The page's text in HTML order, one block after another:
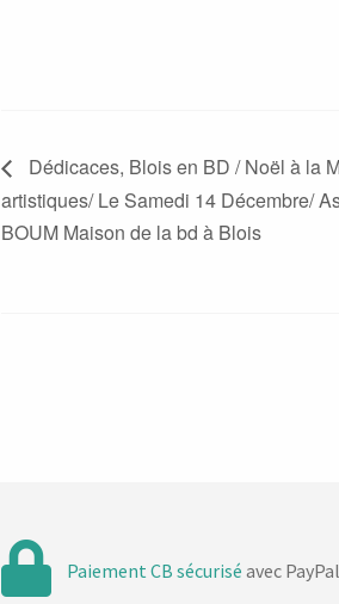
Dédicaces, Blois en BD / Noël à la
artistiques/ Le Samedi 14 Décembre/
BOUM Maison de la bd à Blois
Paiement CB sécurisé avec PayPal